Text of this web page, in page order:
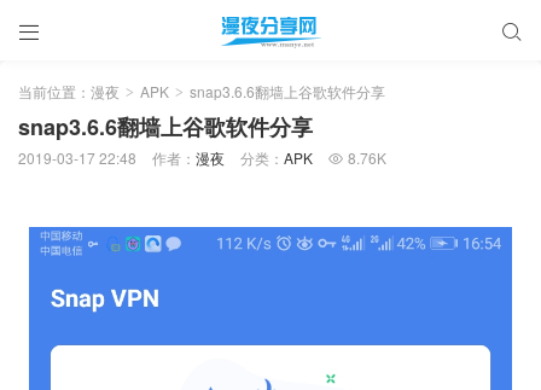
 
当前位置： 漫夜 > APK > snap3.6.6翻墙上谷歌软件分享
snap3.6.6翻墙上谷歌软件分享
2019-03-17 22:48 作者： 漫夜 分类： APK  8.76K